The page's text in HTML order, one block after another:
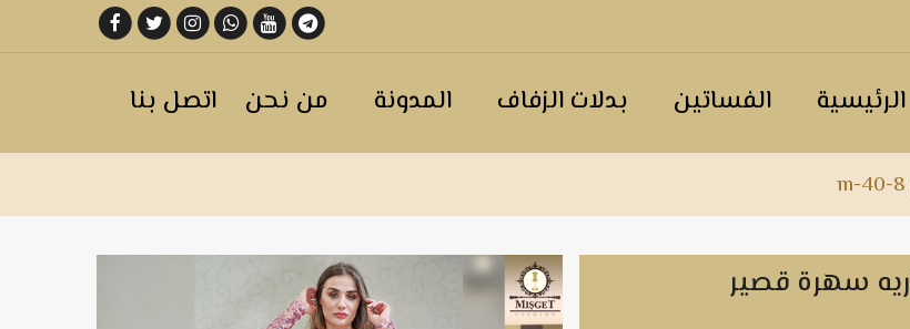
الرئيسية الفساتين بدلات الزفاف المدونة من نحن اتصل بنا